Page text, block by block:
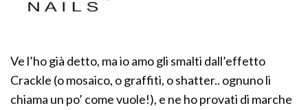
Ve l’ho già detto, ma io amo gli smalti dall’effetto
Crackle (o mosaico, o graffiti, o shatter.. ognuno li
chiama un po’ come vuole!), e ne ho provati di marche